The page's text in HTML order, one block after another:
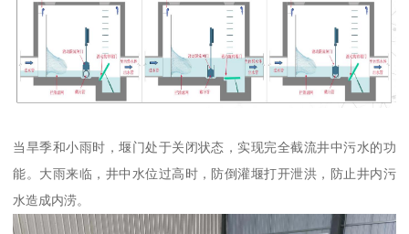
当旱季和小雨时，堰门处于关闭状态，实现完全截流井中污水的功
能。大雨来临，井中水位过高时，防倒灌堰打开泄洪，防止井内污
水造成内涝。